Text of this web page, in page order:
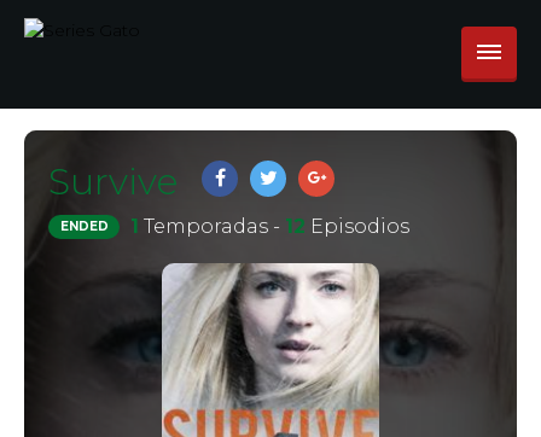
Survive
ENDED 1 Temporadas - 12 Episodios